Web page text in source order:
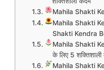
Mahila Shakti
Mahila Shakti
Shakti Kendra
Mahila Shakti
के लिए 5
Mahila Shakti